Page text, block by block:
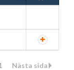
Nästa sida